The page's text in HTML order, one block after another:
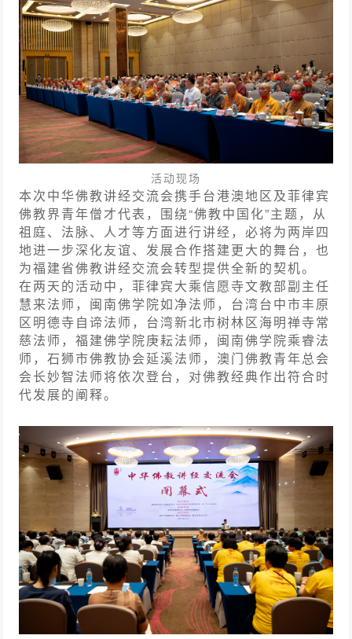
活动现场
本次中华佛教讲经交流会携手台港澳地区及菲律宾
佛教界青年僧才代表，围绕“佛教中国化”主题，从
祖庭、法脉、人才等方面进行讲经，必将为两岸四
地进一步深化友谊、发展合作搭建更大的舞台，也
为福建省佛教讲经交流会转型提供全新的契机。
在两天的活动中，菲律宾大乘信愿寺文教部副主任
慧来法师，闽南佛学院如净法师，台湾台中市丰原
区明德寺自谛法师，台湾新北市树林区海明禅寺常
慈法师，福建佛学院庚耘法师，闽南佛学院乘睿法
师，石狮市佛教协会延溪法师，澳门佛教青年总会
会长妙智法师将依次登台，对佛教经典作出符合时
代发展的阐释。